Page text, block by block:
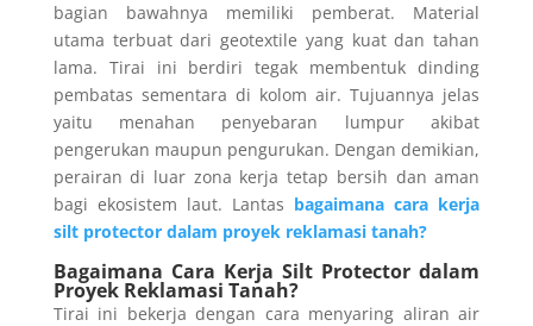
bagian bawahnya memiliki pemberat. Material
utama terbuat dari geotextile yang kuat dan tahan
lama. Tirai ini berdiri tegak membentuk dinding
pembatas sementara di kolom air. Tujuannya jelas
yaitu menahan penyebaran lumpur akibat
pengerukan maupun pengurukan. Dengan demikian,
perairan di luar zona kerja tetap bersih dan aman
bagi ekosistem laut. Lantas bagaimana cara kerja
silt protector dalam proyek reklamasi tanah?
Bagaimana Cara Kerja Silt Protector dalam
Proyek Reklamasi Tanah?
Tirai ini bekerja dengan cara menyaring aliran air